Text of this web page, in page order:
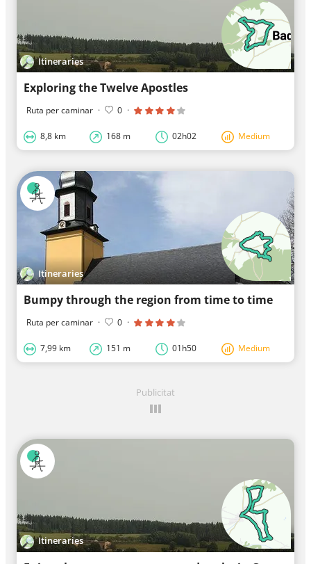
Itineraries
Exploring the Twelve Apostles
Ruta per caminar · 0 ·
8,8 km 168 m 02h02 Medium
Itineraries
Bumpy through the region from time to time
Ruta per caminar · 0 ·
7,99 km 151 m 01h50 Medium
Publicitat
Itineraries